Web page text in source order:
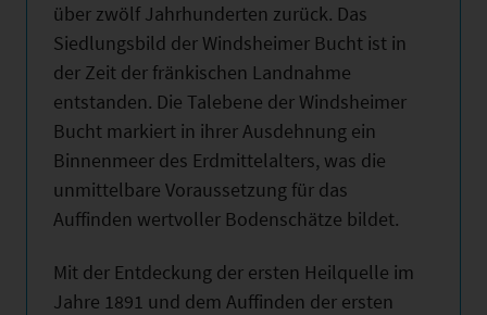
über zwölf Jahrhunderten zurück. Das
Siedlungsbild der Windsheimer Bucht ist in
der Zeit der fränkischen Landnahme
entstanden. Die Talebene der Windsheimer
Bucht markiert in ihrer Ausdehnung ein
Binnenmeer des Erdmittelalters, was die
unmittelbare Voraussetzung für das
Auffinden wertvoller Bodenschätze bildet.
Mit der Entdeckung der ersten Heilquelle im
Jahre 1891 und dem Auffinden der ersten